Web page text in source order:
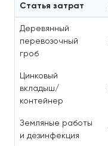
Статья затрат
Деревянный
перевозочный
гроб
Цинковый
вкладыш/
контейнер
Земляные работы
и дезинфекция